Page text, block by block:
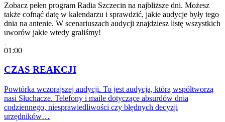
Zobacz pełen program Radia Szczecin na najbliższe dni. Możesz
także cofnąć datę w kalendarzu i sprawdzić, jakie audycje były tego
dnia na antenie. W scenariuszach audycji znajdziesz listę wszystkich
uworów jakie wtedy graliśmy!
01:00
CZAS REAKCJI
Powtórka wczorajszej audycji. To jest audycja, którą współtworzą
nasi Słuchacze. Telefony i maile dotyczące absurdów dnia
codziennego, niesprawiedliwości czy błędnych decyzji
urzędników…